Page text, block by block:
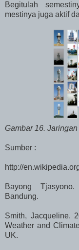
Begitulah
mestinya juga aktif
Gambar 16.
Sumber :
http://
Bayong
Bandung.
Smith, Jacqueline.
Weather and
UK.